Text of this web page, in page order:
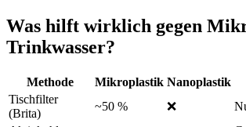
Was hilft wirklich gegen
Trinkwasser?
Methode Mikroplastik Nanoplastik
Tischfilter
(Brita)
~50 % ❌